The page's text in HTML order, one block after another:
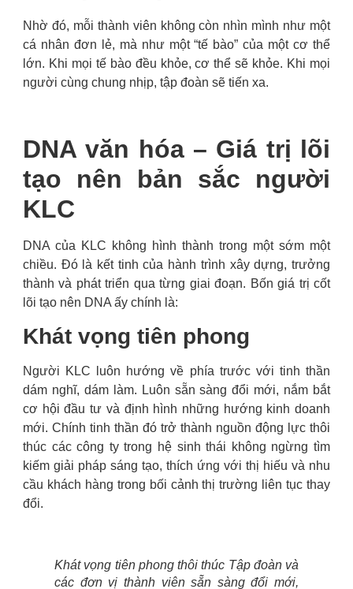
Nhờ đó, mỗi thành viên không còn nhìn mình như một
cá nhân đơn lẻ, mà như một “tế bào” của một cơ thể
lớn. Khi mọi tế bào đều khỏe, cơ thể sẽ khỏe. Khi mọi
người cùng chung nhịp, tập đoàn sẽ tiến xa.
DNA văn hóa – Giá trị lõi
tạo nên bản sắc người
KLC
DNA của KLC không hình thành trong một sớm một
chiều. Đó là kết tinh của hành trình xây dựng, trưởng
thành và phát triển qua từng giai đoạn. Bốn giá trị cốt
lõi tạo nên DNA ấy chính là:
Khát vọng tiên phong
Người KLC luôn hướng về phía trước với tinh thần
dám nghĩ, dám làm. Luôn sẵn sàng đổi mới, nắm bắt
cơ hội đầu tư và định hình những hướng kinh doanh
mới. Chính tinh thần đó trở thành nguồn động lực thôi
thúc các công ty trong hệ sinh thái không ngừng tìm
kiếm giải pháp sáng tạo, thích ứng với thị hiếu và nhu
cầu khách hàng trong bối cảnh thị trường liên tục thay
đổi.
Khát vọng tiên phong thôi thúc Tập đoàn và
các đơn vị thành viên sẵn sàng đổi mới,